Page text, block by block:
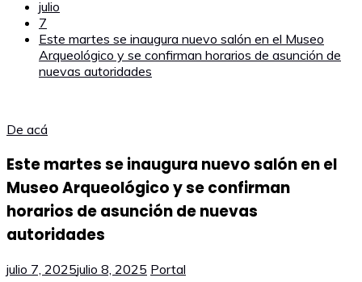
julio
7
Este martes se inaugura nuevo salón en el Museo
Arqueológico y se confirman horarios de asunción de
nuevas autoridades
De acá
Este martes se inaugura nuevo salón en el
Museo Arqueológico y se confirman
horarios de asunción de nuevas
autoridades
julio 7, 2025julio 8, 2025 Portal